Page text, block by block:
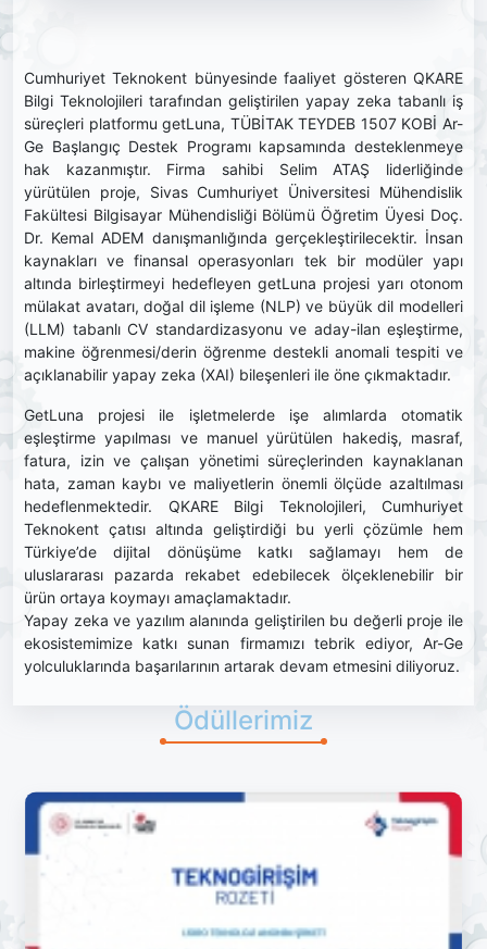
Cumhuriyet Teknokent bünyesinde faaliyet gösteren QKARE
Bilgi Teknolojileri tarafından geliştirilen yapay zeka tabanlı iş
süreçleri platformu getLuna, TÜBİTAK TEYDEB 1507 KOBİ Ar-
Ge Başlangıç Destek Programı kapsamında desteklenmeye
hak kazanmıştır. Firma sahibi Selim ATAŞ liderliğinde
yürütülen proje, Sivas Cumhuriyet Üniversitesi Mühendislik
Fakültesi Bilgisayar Mühendisliği Bölümü Öğretim Üyesi Doç.
Dr. Kemal ADEM danışmanlığında gerçekleştirilecektir. İnsan
kaynakları ve finansal operasyonları tek bir modüler yapı
altında birleştirmeyi hedefleyen getLuna projesi yarı otonom
mülakat avatarı, doğal dil işleme (NLP) ve büyük dil modelleri
(LLM) tabanlı CV standardizasyonu ve aday-ilan eşleştirme,
makine öğrenmesi/derin öğrenme destekli anomali tespiti ve
açıklanabilir yapay zeka (XAI) bileşenleri ile öne çıkmaktadır.
GetLuna projesi ile işletmelerde işe alımlarda otomatik
eşleştirme yapılması ve manuel yürütülen hakediş, masraf,
fatura, izin ve çalışan yönetimi süreçlerinden kaynaklanan
hata, zaman kaybı ve maliyetlerin önemli ölçüde azaltılması
hedeflenmektedir. QKARE Bilgi Teknolojileri, Cumhuriyet
Teknokent çatısı altında geliştirdiği bu yerli çözümle hem
Türkiye’de dijital dönüşüme katkı sağlamayı hem de
uluslararası pazarda rekabet edebilecek ölçeklenebilir bir
ürün ortaya koymayı amaçlamaktadır.
Yapay zeka ve yazılım alanında geliştirilen bu değerli proje ile
ekosistemimize katkı sunan firmamızı tebrik ediyor, Ar-Ge
yolculuklarında başarılarının artarak devam etmesini diliyoruz.
Ödüllerimiz